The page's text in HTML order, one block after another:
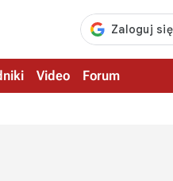
Video Forum